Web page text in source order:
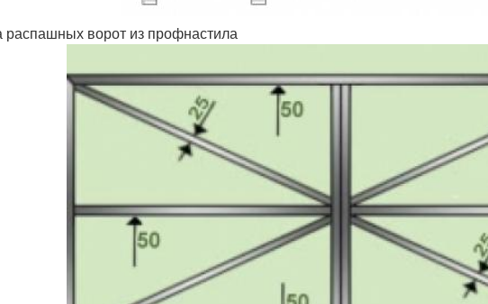
ворот из профнастила